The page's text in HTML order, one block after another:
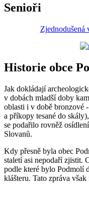
Senioři
Zjednodušená
Historie obce
Jak dokládají
v dobách mladší doby
oblasti i v době bronzové
a příkopy tesané do
se podařilo rovněž
Slovanů.
Kdy přesně byla obec
staletí asi nepodaří zjistit.
podle které bylo Podmolí
klášteru. Tato zpráva